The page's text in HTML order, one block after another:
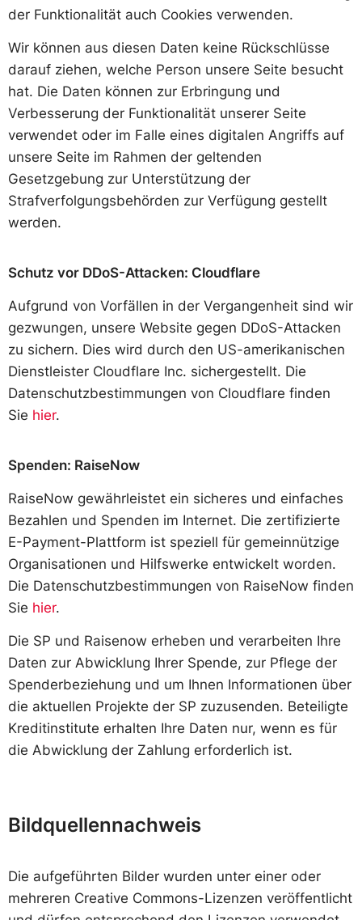
der Funktionalität auch Cookies verwenden.
Wir können aus diesen Daten keine Rückschlüsse
darauf ziehen, welche Person unsere Seite besucht
hat. Die Daten können zur Erbringung und
Verbesserung der Funktionalität unserer Seite
verwendet oder im Falle eines digitalen Angriffs auf
unsere Seite im Rahmen der geltenden
Gesetzgebung zur Unterstützung der
Strafverfolgungsbehörden zur Verfügung gestellt
werden.
Schutz vor DDoS-Attacken: Cloudflare
Aufgrund von Vorfällen in der Vergangenheit sind wir
gezwungen, unsere Website gegen DDoS-Attacken
zu sichern. Dies wird durch den US-amerikanischen
Dienstleister Cloudflare Inc. sichergestellt. Die
Datenschutzbestimmungen von Cloudflare finden
Sie hier.
Spenden: RaiseNow
RaiseNow gewährleistet ein sicheres und einfaches
Bezahlen und Spenden im Internet. Die zertifizierte
E-Payment-Plattform ist speziell für gemeinnützige
Organisationen und Hilfswerke entwickelt worden.
Die Datenschutzbestimmungen von RaiseNow finden
Sie hier.
Die SP und Raisenow erheben und verarbeiten Ihre
Daten zur Abwicklung Ihrer Spende, zur Pflege der
Spenderbeziehung und um Ihnen Informationen über
die aktuellen Projekte der SP zuzusenden. Beteiligte
Kreditinstitute erhalten Ihre Daten nur, wenn es für
die Abwicklung der Zahlung erforderlich ist.
Bildquellennachweis
Die aufgeführten Bilder wurden unter einer oder
mehreren Creative Commons-Lizenzen veröffentlicht